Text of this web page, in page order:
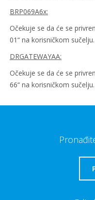
BRP069A6x:
Očekuje se da će se
01“ na korisničkom sučelju.
DRGATEWAYAA:
Očekuje se da će se
66“ na korisničkom sučelju.